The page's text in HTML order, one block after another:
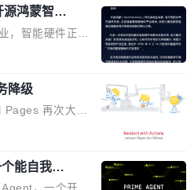
果你筛选出那些
们大部分都是过
。不是所有论文
论文最有问题。
，一位 ICLR 2
练基础设施团队
帖子，列出了他
源项目。 第一
2。 Hieu 的
，但 FA2 是他
好处，刚好能
些"邪恶的" Hopp
和适配。 更关
源鸿蒙智能
，智能硬件正从
协同化发展。作
能力，为不同类
提供关键支撑，
商业增长打开新
能硬件开发者日
Develope
智能硬件产业
降级
再次大规
用超过 5 小时，
也因调度层故
review、C
。从检测到完全
能自我改
3 超越人类